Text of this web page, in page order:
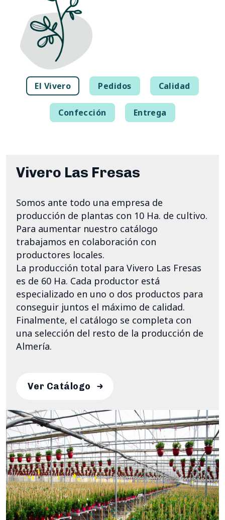
El Vivero Pedidos Calidad
Confección Entrega
Vivero Las Fresas
Somos ante todo una empresa de
producción de plantas con 10 Ha. de cultivo.
Para aumentar nuestro catálogo
trabajamos en colaboración con
productores locales.
La producción total para Vivero Las Fresas
es de 60 Ha. Cada productor está
especializado en uno o dos productos para
conseguir juntos el máximo de calidad.
Finalmente, el catálogo se completa con
una selección del resto de la producción de
Almería.
Ver Catálogo